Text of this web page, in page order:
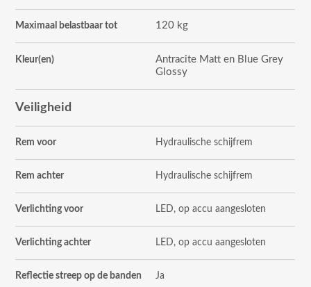
Maximaal belastbaar tot 120 kg
Kleur(en)
Antracite Matt en Blue Grey
Glossy
Veiligheid
Rem voor Hydraulische schijfrem
Rem achter Hydraulische schijfrem
Verlichting voor LED, op accu aangesloten
Verlichting achter LED, op accu aangesloten
Reflectie streep op de banden Ja